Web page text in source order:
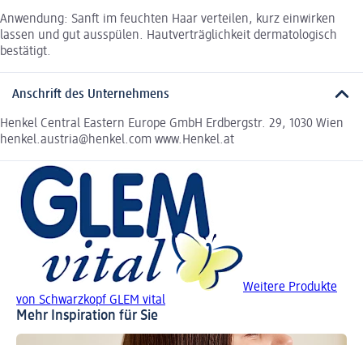
Anwendung: Sanft im feuchten Haar verteilen, kurz einwirken
lassen und gut ausspülen. Hautverträglichkeit dermatologisch
bestätigt.
Anschrift des Unternehmens
Henkel Central Eastern Europe GmbH Erdbergstr. 29, 1030 Wien
henkel.austria@henkel.com www.Henkel.at
Weitere Produkte
von Schwarzkopf GLEM vital
Mehr Inspiration für Sie